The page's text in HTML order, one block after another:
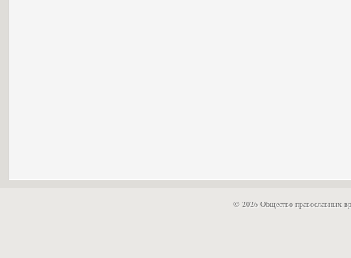
© 2026 Общество православных